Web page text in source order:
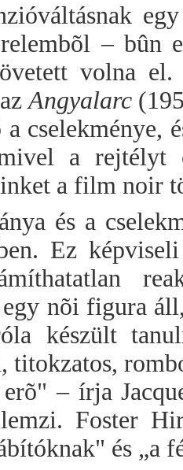
– bûn
volna
Angyalarc
cselekménye,
mivel a
a film noir
és a
Ez
egy nõi figura
készült
titokzatos,
erõ" – írja
Foster
és „a